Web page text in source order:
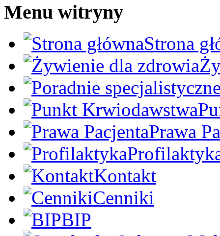
Menu witryny
Strona
Prawa
Kontakt
Cenniki
BIP